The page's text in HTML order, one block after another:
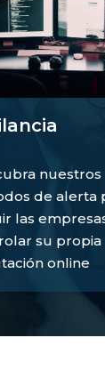
nuestros
de alerta
las
su propia
online